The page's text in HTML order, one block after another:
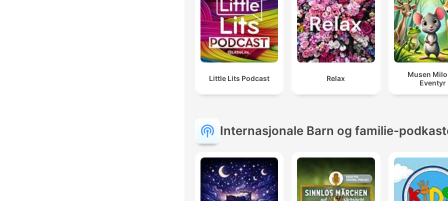
Little Lits Podcast Relax
Musen Milo
Eventyr
Internasjonale Barn og familie-